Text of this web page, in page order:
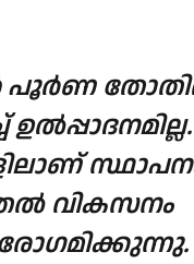
പൂര്‍ണ
വികസനം